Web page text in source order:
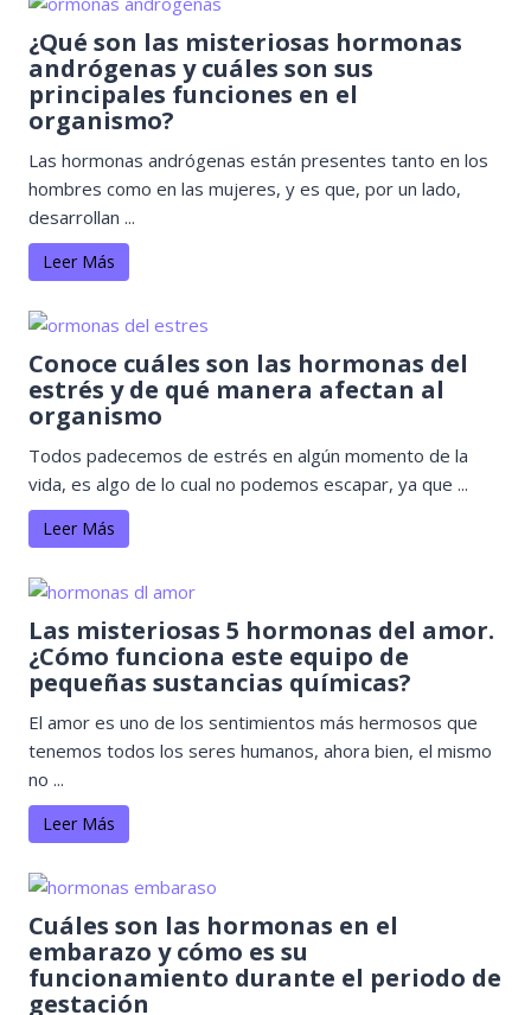
¿Qué son las misteriosas hormonas
andrógenas y cuáles son sus
principales funciones en el
organismo?
Las hormonas andrógenas están presentes tanto en los
hombres como en las mujeres, y es que, por un lado,
desarrollan ...
Leer Más
Conoce cuáles son las hormonas del
estrés y de qué manera afectan al
organismo
Todos padecemos de estrés en algún momento de la
vida, es algo de lo cual no podemos escapar, ya que ...
Leer Más
Las misteriosas 5 hormonas del amor.
¿Cómo funciona este equipo de
pequeñas sustancias químicas?
El amor es uno de los sentimientos más hermosos que
tenemos todos los seres humanos, ahora bien, el mismo
no ...
Leer Más
Cuáles son las hormonas en el
embarazo y cómo es su
funcionamiento durante el periodo de
gestación